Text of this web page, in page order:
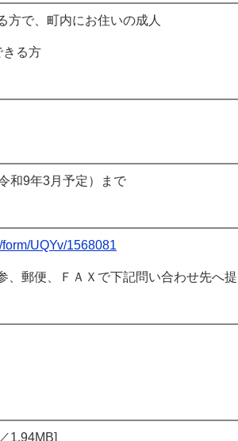
方で、町内にお住いの成人
る方
和9年3月予定）まで
UQYv/1568081
、郵便、ＦＡＸで下記問い合わせ先へ
1.94MB]